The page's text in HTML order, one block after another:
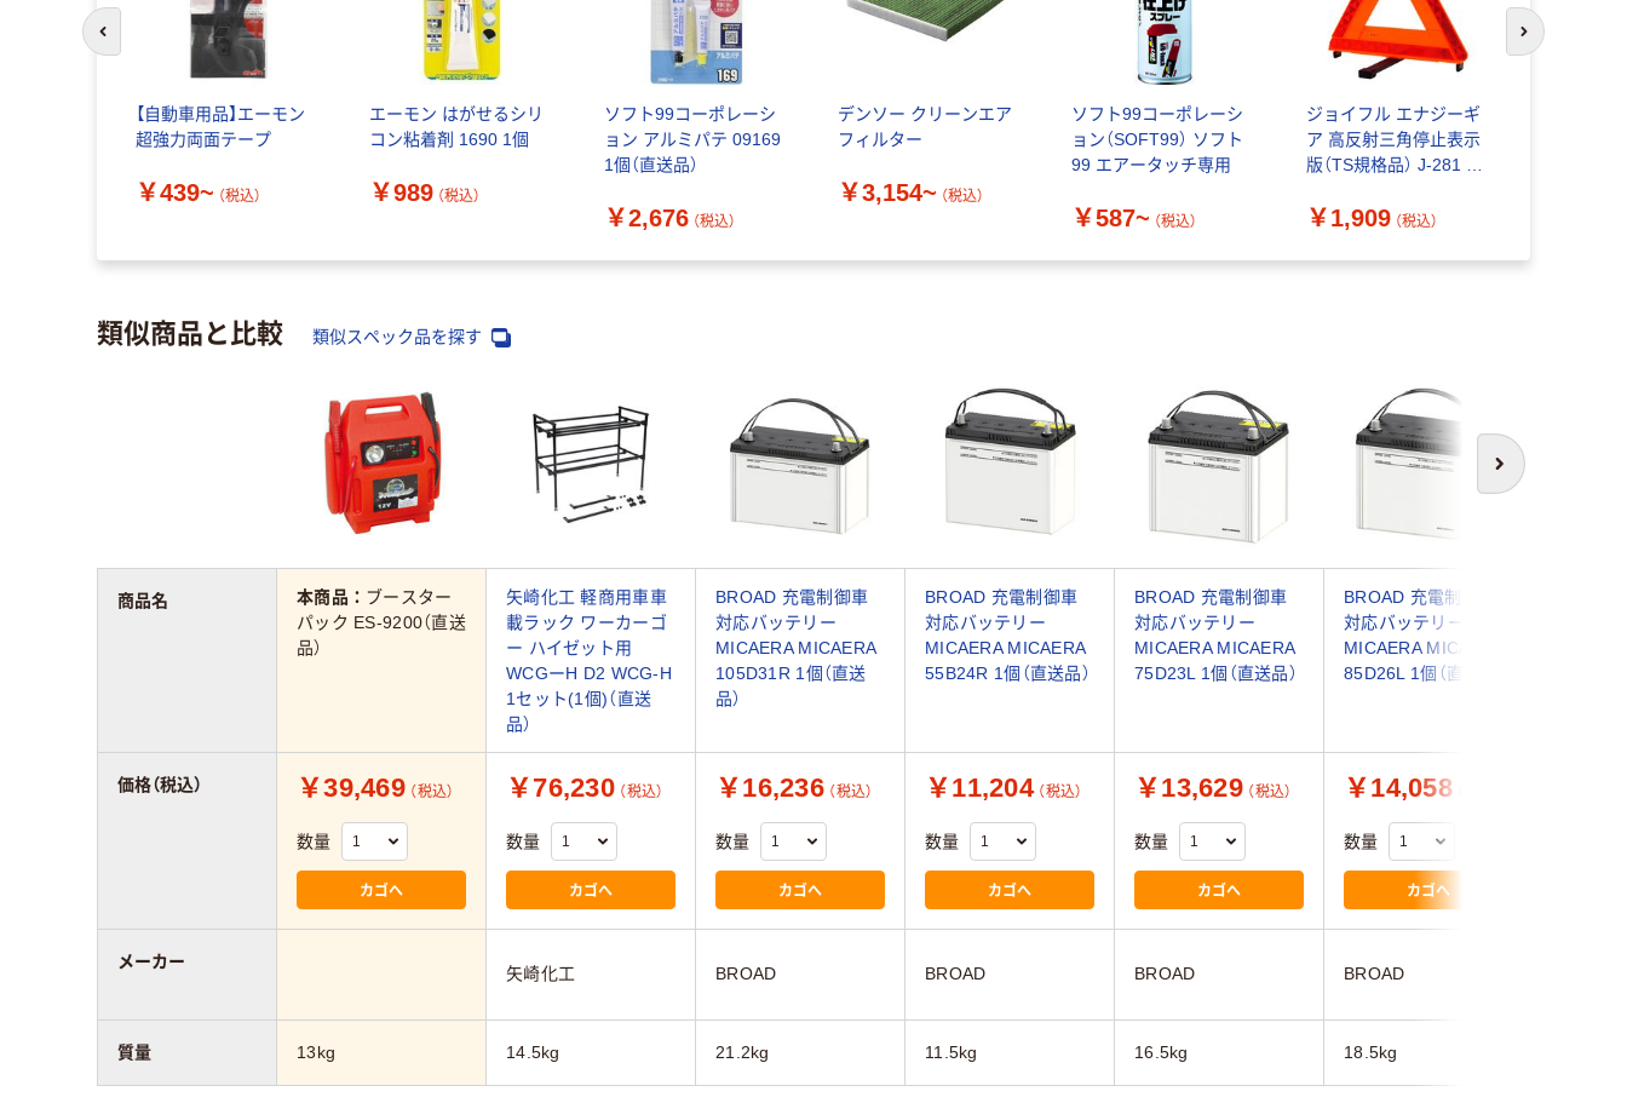
【自動車用品】エーモン
超強力両面テープ
￥439~ （税込）
エーモン はがせるシリ
コン粘着剤 1690 1個
￥989 （税込）
ソフト99コーポレーシ
ョン アルミパテ 09169
1個（直送品）
￥2,676 （税込）
デンソー クリーンエア
フィルター
￥3,154~ （税込）
ソフト99コーポレーシ
ョン（SOFT99） ソフト
99 エアータッチ専用
￥587~ （税込）
ジョイフル エナジーギ
ア 高反射三角停止表示
版（TS規格品） J-281 1
￥1,909 （税込）
前のスライドへ 次のスライド
類似商品と比較 類似スペック品を探す
次へ
本商品： ブースター
パック ES-9200（直送
品）
矢崎化工 軽商用車車
載ラック ワーカーゴ
ー ハイゼット用
WCGーH D2 WCG-H
1セット(1個)（直送
品）
BROAD 充電制御車
対応バッテリー
MICAERA MICAERA
105D31R 1個（直送
品）
BROAD 充電制御車
対応バッテリー
MICAERA MICAERA
55B24R 1個（直送品）
BROAD 充電制御車
対応バッテリー
MICAERA MICAERA
75D23L 1個（直送品）
BROAD 充電制御車
対応バッテリー
MICAERA MICAERA
85D26L 1個（直送品）
￥39,469 （税込）
数量
カゴへ
￥76,230 （税込）
数量
カゴへ
￥16,236 （税込）
数量
カゴへ
￥11,204 （税込）
数量
カゴへ
￥13,629 （税込）
数量
カゴへ
￥14,058
数量
カゴへ
矢崎化工 BROAD BROAD BROAD BROAD
13kg 14.5kg 21.2kg 11.5kg 16.5kg 18.5kg
商品名
価格（税込）
メーカー
質量